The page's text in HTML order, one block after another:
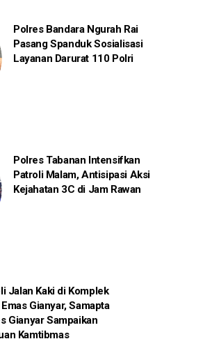
Polres Bandara Ngurah Rai
Pasang Spanduk Sosialisasi
Layanan Darurat 110 Polri
Polres Tabanan Intensifkan
Patroli Malam, Antisipasi Aksi
Kejahatan 3C di Jam Rawan
Jalan Kaki di Komplek
Gianyar, Samapta
Gianyar Sampaikan
Kamtibmas